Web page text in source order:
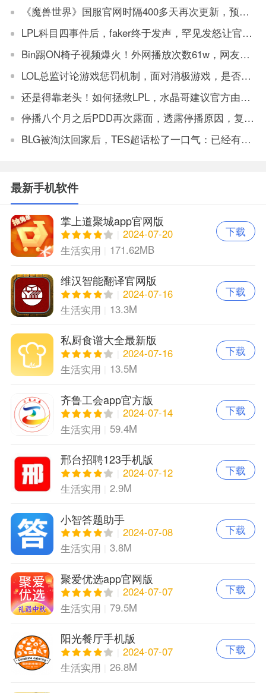
《魔兽世界》国服官网时隔400多天再次更新，预约玩家突破50w
LPL科目四事件后，faker终于发声，罕见发怒让官方解决
Bin踢ON椅子视频爆火！外网播放次数61w，网友：坏事传千里
LOL总监讨论游戏惩罚机制，面对消极游戏，是否要永久封机器？
还是得靠老头！如何拯救LPL，水晶哥建议官方由观众投票让老头复出打比赛
停播八个月之后PDD再次露面，透露停播原因，复播将不会在斗鱼
BLG被淘汰回家后，TES超话松了一口气：已经有垫底得了
最新手机软件
掌上道聚城app官网版
2024-07-20
生活实用
171.62MB
下载
维汉智能翻译官网版
2024-07-16
生活实用
13.3M
下载
私厨食谱大全最新版
2024-07-16
生活实用
13.5M
下载
齐鲁工会app官方版
2024-07-14
生活实用
59.4M
下载
邢台招聘123手机版
2024-07-12
生活实用
2.9M
下载
小智答题助手
2024-07-08
生活实用
3.8M
下载
聚爱优选app官网版
2024-07-07
生活实用
79.5M
下载
阳光餐厅手机版
2024-07-07
生活实用
26.8M
下载